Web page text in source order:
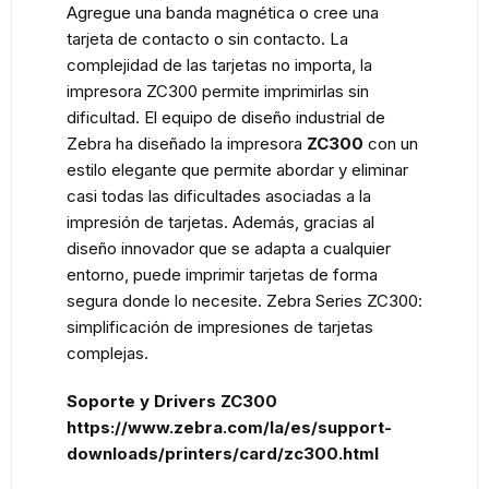
Agregue una banda magnética o cree una
tarjeta de contacto o sin contacto. La
complejidad de las tarjetas no importa, la
impresora ZC300 permite imprimirlas sin
dificultad. El equipo de diseño industrial de
Zebra ha diseñado la impresora ZC300 con un
estilo elegante que permite abordar y eliminar
casi todas las dificultades asociadas a la
impresión de tarjetas. Además, gracias al
diseño innovador que se adapta a cualquier
entorno, puede imprimir tarjetas de forma
segura donde lo necesite. Zebra Series ZC300:
simplificación de impresiones de tarjetas
complejas.
Soporte y Drivers ZC300
https://www.zebra.com/la/es/support-
downloads/printers/card/zc300.html